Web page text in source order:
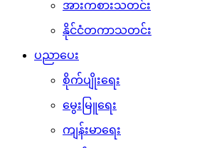
အားကစားသတင်း
နိုင်ငံတကာသတင်း
ပညာပေး
စိုက်ပျိုးရေး
မွေးမြူရေး
ကျန်းမာရေး